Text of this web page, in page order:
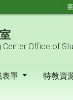
:::
Office of
表單 特教資